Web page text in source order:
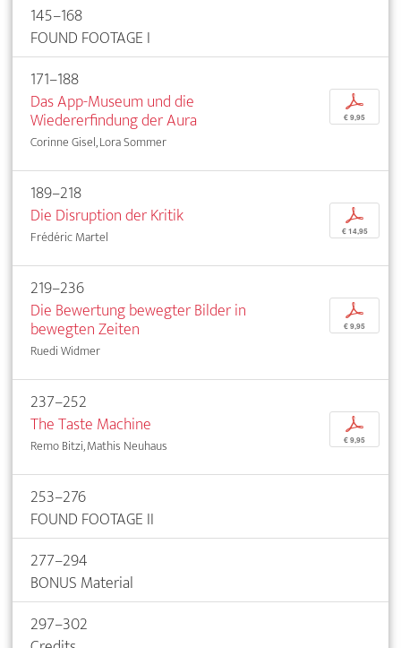
145–168
FOUND FOOTAGE I
171–188
Das App-Museum und die
Wiedererfindung der Aura
Corinne Gisel, Lora Sommer
p
€ 9,95
189–218
Die Disruption der Kritik
Frédéric Martel
p
€ 14,95
219–236
Die Bewertung bewegter Bilder in
bewegten Zeiten
Ruedi Widmer
p
€ 9,95
237–252
The Taste Machine
Remo Bitzi, Mathis Neuhaus
p
€ 9,95
253–276
FOUND FOOTAGE II
277–294
BONUS Material
297–302